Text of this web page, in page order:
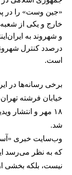
«جین وست» را در
خارج و یکی از
و شهروند به
درصدد کنترل
است.
برخی رسانه‌ها در
۱۸ مهر و انتشار
شد.
وب‌سایت خبری
که به نظر می‌رسد
نیست، بلکه بخشی